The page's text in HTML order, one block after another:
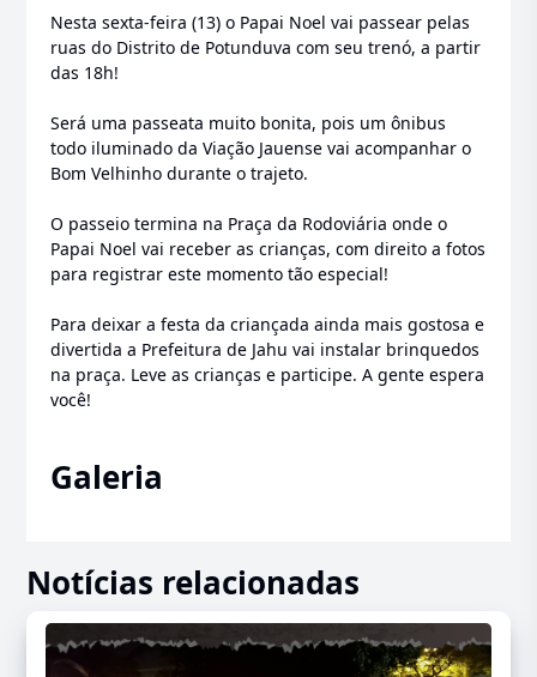
Nesta sexta-feira (13) o Papai Noel vai passear pelas
ruas do Distrito de Potunduva com seu trenó, a partir
das 18h!
Será uma passeata muito bonita, pois um ônibus
todo iluminado da Viação Jauense vai acompanhar o
Bom Velhinho durante o trajeto.
O passeio termina na Praça da Rodoviária onde o
Papai Noel vai receber as crianças, com direito a fotos
para registrar este momento tão especial!
Para deixar a festa da criançada ainda mais gostosa e
divertida a Prefeitura de Jahu vai instalar brinquedos
na praça. Leve as crianças e participe. A gente espera
você!
Galeria
Notícias relacionadas